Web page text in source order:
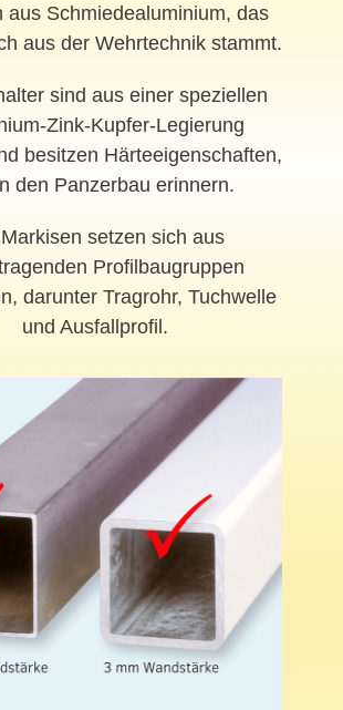
aus Schmiedealuminium, das
aus der Wehrtechnik stammt.
sind aus einer speziellen
Zink-Kupfer-Legierung
besitzen Härteeigenschaften,
den Panzerbau erinnern.
setzen sich aus
Profilbaugruppen
darunter Tragrohr, Tuchwelle
und Ausfallprofil.